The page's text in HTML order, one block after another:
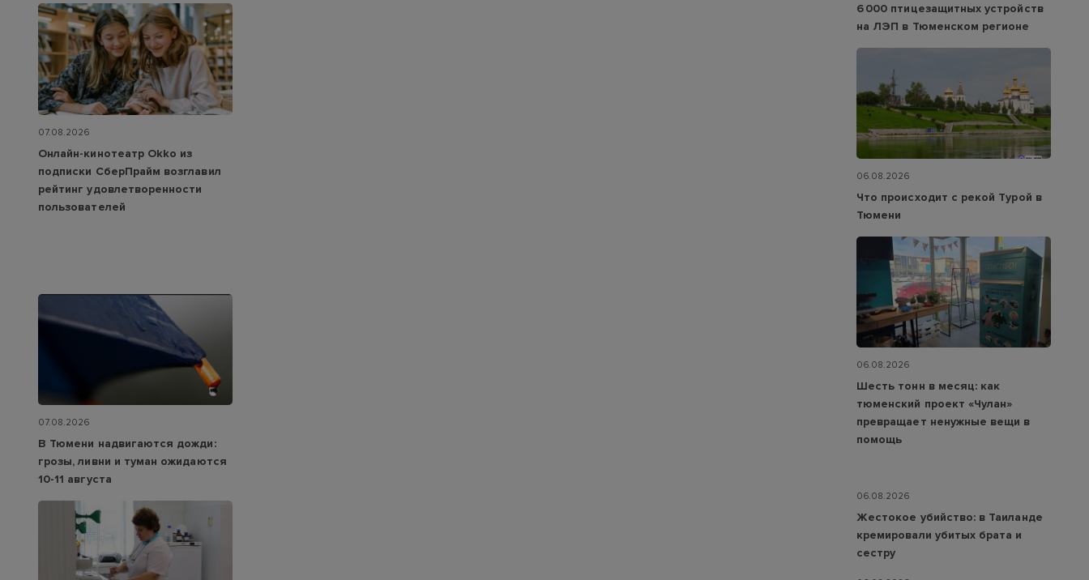
07.08.2026
Онлайн-кинотеатр Okko из
подписки СберПрайм возглавил
рейтинг удовлетворенности
пользователей
07.08.2026
В Тюмени надвигаются дожди:
грозы, ливни и туман ожидаются
10-11 августа
6 000 птицезащитных устройств
на ЛЭП в Тюменском регионе
06.08.2026
Что происходит с рекой Турой в
Тюмени
06.08.2026
Шесть тонн в месяц: как
тюменский проект «Чулан»
превращает ненужные вещи в
помощь
06.08.2026
Жестокое убийство: в Таиланде
кремировали убитых брата и
сестру